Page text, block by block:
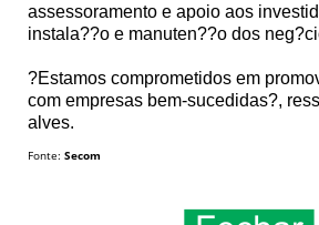
assessoramento e apoio aos
instala??o e manuten??o dos
?Estamos comprometidos em
com empresas bem-sucedidas?,
alves.
Fonte: Secom